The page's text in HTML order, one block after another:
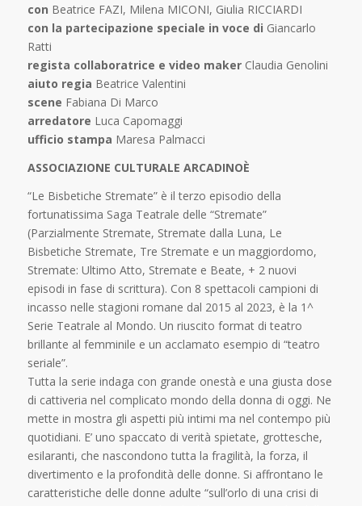
con Beatrice FAZI, Milena MICONI, Giulia RICCIARDI
con la partecipazione speciale in voce di Giancarlo
Ratti
regista collaboratrice e video makerClaudia Genolini
aiuto regia Beatrice Valentini
scene Fabiana Di Marco
arredatore Luca Capomaggi
ufficio stampa Maresa Palmacci
ASSOCIAZIONE CULTURALE ARCADINOÈ
“Le Bisbetiche Stremate” è il terzo episodio della
fortunatissima Saga Teatrale delle “Stremate”
(Parzialmente Stremate, Stremate dalla Luna, Le
Bisbetiche Stremate, Tre Stremate e un maggiordomo,
Stremate: Ultimo Atto, Stremate e Beate, + 2 nuovi
episodi in fase di scrittura). Con 8 spettacoli campioni di
incasso nelle stagioni romane dal 2015 al 2023, è la 1^
Serie Teatrale al Mondo. Un riuscito format di teatro
brillante al femminile e un acclamato esempio di “teatro
seriale”.
Tutta la serie indaga con grande onestà e una giusta dose
di cattiveria nel complicato mondo della donna di oggi. Ne
mette in mostra gli aspetti più intimi ma nel contempo più
quotidiani. E’ uno spaccato di verità spietate, grottesche,
esilaranti, che nascondono tutta la fragilità, la forza, il
divertimento e la profondità delle donne. Si affrontano le
caratteristiche delle donne adulte “sull’orlo di una crisi di